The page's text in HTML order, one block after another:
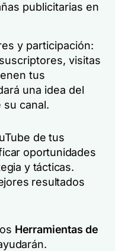
publicitarias en
y participación:
visitas
tus
una idea del
su canal.
de tus
oportunidades
y tácticas.
resultados
Herramientas de